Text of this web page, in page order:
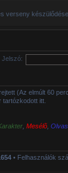
verseny
Jelszó:
(Az elmúlt 60
tartózkodott itt.
Mesélõ
• Felhasználók